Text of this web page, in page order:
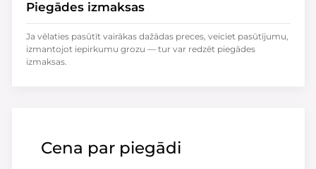
Cena par piegādi
Piegādes izmaksas
Ja vēlaties pasūtīt vairākas dažādas preces, veiciet pasūtījumu,
izmantojot iepirkumu grozu — tur var redzēt piegādes
izmaksas.